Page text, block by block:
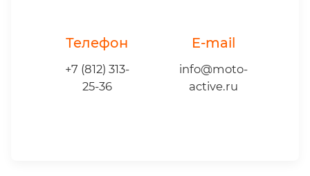
Телефон
+7 (812) 313-
25-36
E-mail
info@moto-
active.ru